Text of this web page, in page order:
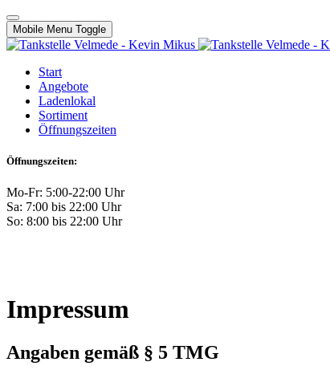
Mobile Menu Toggle
Start
Angebote
Ladenlokal
Sortiment
Öffnungszeiten
Öffnungszeiten:
Mo-Fr: 5:00-22:00 Uhr
Sa: 7:00 bis 22:00 Uhr
So: 8:00 bis 22:00 Uhr
Impressum
Angaben gemäß § 5 TMG